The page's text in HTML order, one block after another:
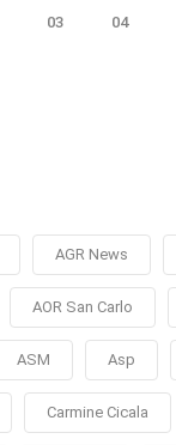
03 04
AGR News
AOR San Carlo
ASM Asp
Carmine Cicala